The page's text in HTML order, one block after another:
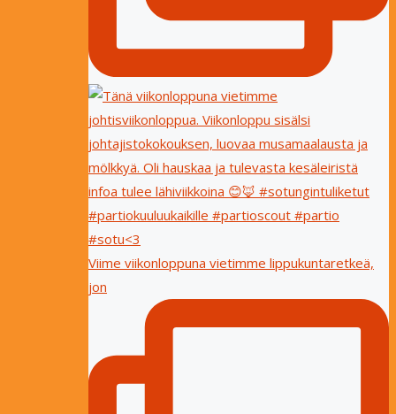
Viime viikonloppuna vietimme lippukuntaretkeä,
jon